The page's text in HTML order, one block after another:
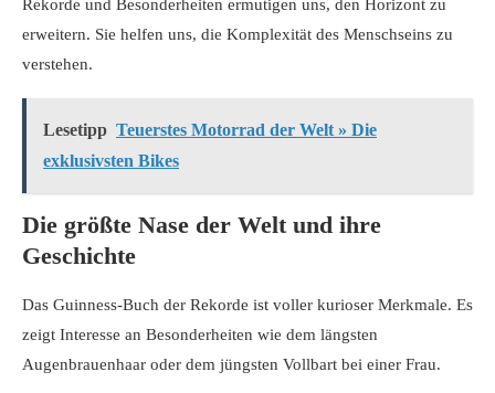
Rekorde und Besonderheiten ermutigen uns, den Horizont zu
erweitern. Sie helfen uns, die Komplexität des Menschseins zu
verstehen.
Lesetipp Teuerstes Motorrad der Welt » Die
exklusivsten Bikes
Die größte Nase der Welt und ihre
Geschichte
Das Guinness-Buch der Rekorde ist voller kurioser Merkmale. Es
zeigt Interesse an Besonderheiten wie dem längsten
Augenbrauenhaar oder dem jüngsten Vollbart bei einer Frau.